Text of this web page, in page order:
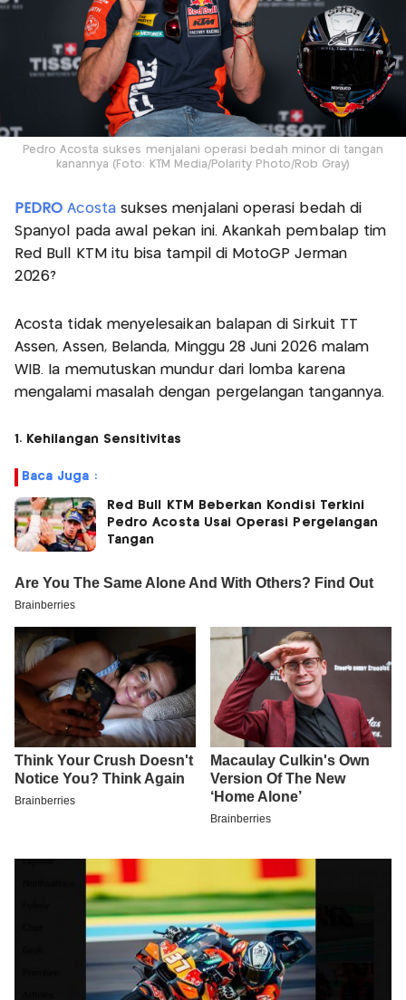
Pedro Acosta sukses menjalani operasi bedah minor di tangan
kanannya (Foto: KTM Media/Polarity Photo/Rob Gray)
PEDRO Acostasukses menjalani operasi bedah di
Spanyol pada awal pekan ini. Akankah pembalap tim
Red Bull KTM itu bisa tampil di MotoGP Jerman
2026?
Acosta tidak menyelesaikan balapan di Sirkuit TT
Assen, Assen, Belanda, Minggu 28 Juni 2026 malam
WIB. Ia memutuskan mundur dari lomba karena
mengalami masalah dengan pergelangan tangannya.
1. Kehilangan Sensitivitas
Baca Juga :
Red Bull KTM Beberkan Kondisi Terkini
Pedro Acosta Usai Operasi Pergelangan
Tangan